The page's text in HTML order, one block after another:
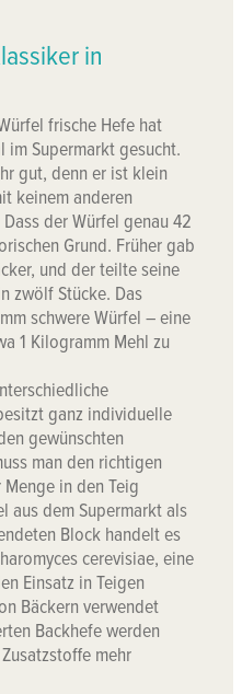
in
frische Hefe hat
im Supermarkt gesucht.
gut, denn er ist klein
keinem anderen
der Würfel genau 42
Grund. Früher gab
und der teilte seine
zwölf Stücke. Das
schwere Würfel – eine
1 Kilogramm Mehl zu
ganz individuelle
gewünschten
man den richtigen
in den Teig
aus dem Supermarkt als
Block handelt es
cerevisiae, eine
Einsatz in Teigen
Bäckern verwendet
Backhefe werden
mehr